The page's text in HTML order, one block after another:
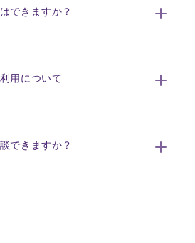
、ご希望の場合には、事前に当該団体に
できますか？
さい。
報については、以下のサイトにも掲載し
用について
ご留意ください。
休みです。各店舗の営業時間については、
できますか？